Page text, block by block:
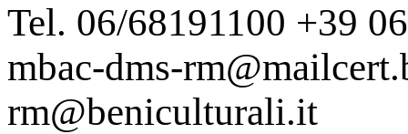
Tel. 06/68191100 +39
mbac-dms-
rm@beniculturali.it